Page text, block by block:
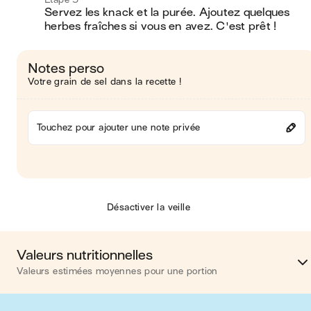
Servez les knack et la purée. Ajoutez quelques
herbes fraîches si vous en avez. C'est prêt !
Notes perso
Votre grain de sel dans la recette !
Touchez pour ajouter une note privée
Désactiver la veille
Valeurs nutritionnelles
Valeurs estimées moyennes pour une portion
Calories 579